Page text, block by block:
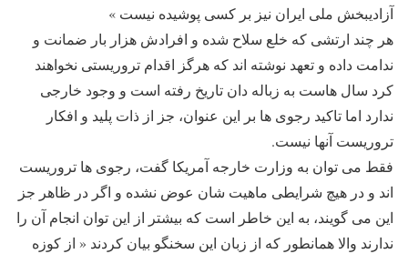
آزادیبخش ملی ایران نیز بر کسی پوشیده نیست »
هر چند ارتشی که خلع سلاح شده و افرادش هزار بار ضمانت و
ندامت داده و تعهد نوشته اند که هرگز اقدام تروریستی نخواهند
کرد سال هاست به زباله دان تاریخ رفته است و وجود خارجی
ندارد اما تاکید رجوی ها بر این عنوان، جز از ذات پلید و افکار
تروریست آنها نیست.
فقط می توان به وزارت خارجه آمریکا گفت، رجوی ها تروریست
اند و در هیچ شرایطی ماهیت شان عوض نشده و اگر در ظاهر جز
این می گویند، به این خاطر است که بیشتر از این توان انجام آن را
ندارند والا همانطور که از زبان این سخنگو بیان کردند « از کوزه